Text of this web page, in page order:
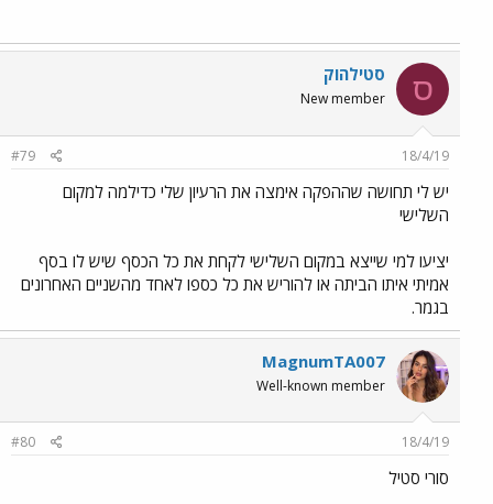
ס סטילהוק
New member
18/4/19
#79
יש לי תחושה שההפקה אימצה את הרעיון שלי כדילמה למקום
השלישי
יציעו למי שייצא במקום השלישי לקחת את כל הכסף שיש לו בסף
אמיתי איתו הביתה או להוריש את כל כספו לאחד מהשניים האחרונים
בגמר.
MagnumTA007
Well-known member
18/4/19
#80
סורי סטיל